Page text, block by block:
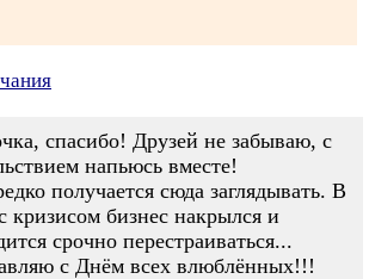
спасибо! Друзей не забываю, с
напьюсь вместе!
получается сюда заглядывать. В
кризисом бизнес накрылся и
срочно перестраиваться...
с Днём всех влюблённых!!!